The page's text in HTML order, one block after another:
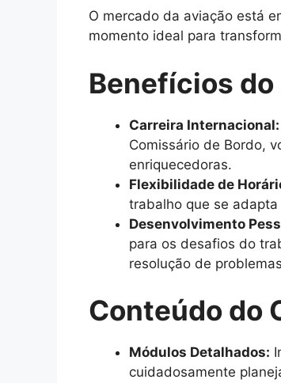
O mercado da aviação está
momento ideal para
Benefícios do
Carreira Internacional:
Comissário de Bordo,
enriquecedoras.
Flexibilidade de
trabalho que se
Desenvolvimento
para os desafios do
resolução de
Conteúdo do
Módulos Detalhados:
cuidadosamente